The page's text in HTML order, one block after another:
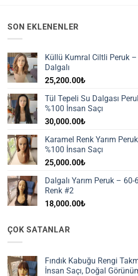
SON EKLENENLER
Küllü Kumral Ciltli Peruk –
Dalgalı
25,200.00₺
Tül Tepeli Su Dalgası
%100 İnsan Saçı
30,000.00₺
Karamel Renk Yarım
%100 İnsan Saçı
25,000.00₺
Dalgalı Yarım Peruk –
Renk #2
18,000.00₺
ÇOK SATANLAR
Fındık Kabuğu Rengi
İnsan Saçı, Doğal